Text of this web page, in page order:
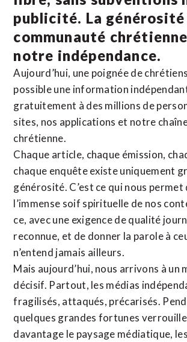
publicité. La générosité
communauté chrétienne
notre indépendance.
Aujourd’hui, une poignée de
possible une information
gratuitement à des millions de
sites, nos applications et notre
chrétienne.
Chaque article, chaque émission,
chaque enquête existe uniquement
générosité. C’est ce qui nous permet
l’immense soif spirituelle de nos
ce, avec une exigence de qualité
reconnue, et de donner la parole à
n’entend jamais ailleurs.
Mais aujourd’hui, nous arrivons à un
décisif. Partout, les médias
fragilisés, attaqués, précarisés.
quelques grandes fortunes
davantage le paysage médiatique,